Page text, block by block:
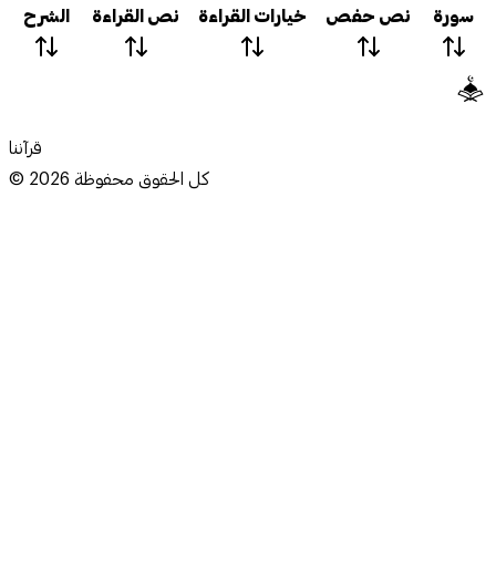
سورة نص حفص خيارات القراءة نص القراءة الشرح
قرآننا
© 2026كل الحقوق محفوظة